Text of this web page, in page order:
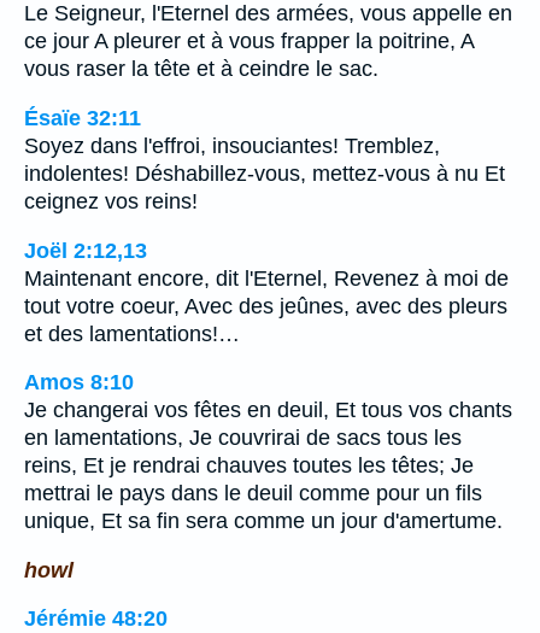
Le Seigneur, l'Eternel des armées, vous appelle en
ce jour A pleurer et à vous frapper la poitrine, A
vous raser la tête et à ceindre le sac.
Ésaïe 32:11
Soyez dans l'effroi, insouciantes! Tremblez,
indolentes! Déshabillez-vous, mettez-vous à nu Et
ceignez vos reins!
Joël 2:12,13
Maintenant encore, dit l'Eternel, Revenez à moi de
tout votre coeur, Avec des jeûnes, avec des pleurs
et des lamentations!…
Amos 8:10
Je changerai vos fêtes en deuil, Et tous vos chants
en lamentations, Je couvrirai de sacs tous les
reins, Et je rendrai chauves toutes les têtes; Je
mettrai le pays dans le deuil comme pour un fils
unique, Et sa fin sera comme un jour d'amertume.
howl
Jérémie 48:20